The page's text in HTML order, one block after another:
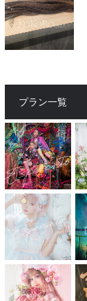
プラン一覧